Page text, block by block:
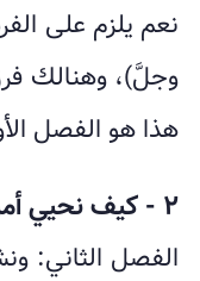
نعم يلزم على
وجلَّ)، وهنالك
هذا هو الفصل
٢ - كيف نحيي أمر الإمام؟
الفصل الثاني: